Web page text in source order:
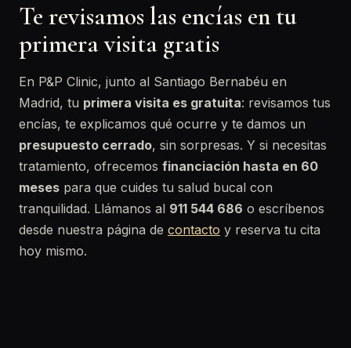
Te revisamos las encías en tu
primera visita gratis
En P&P Clinic, junto al Santiago Bernabéu en
Madrid, tu primera visita es gratuita: revisamos tus
encías, te explicamos qué ocurre y te damos un
presupuesto cerrado, sin sorpresas. Y si necesitas
tratamiento, ofrecemos financiación hasta en 60
meses para que cuides tu salud bucal con
tranquilidad. Llámanos al 911 544 686 o escríbenos
desde nuestra página de contacto y reserva tu cita
hoy mismo.